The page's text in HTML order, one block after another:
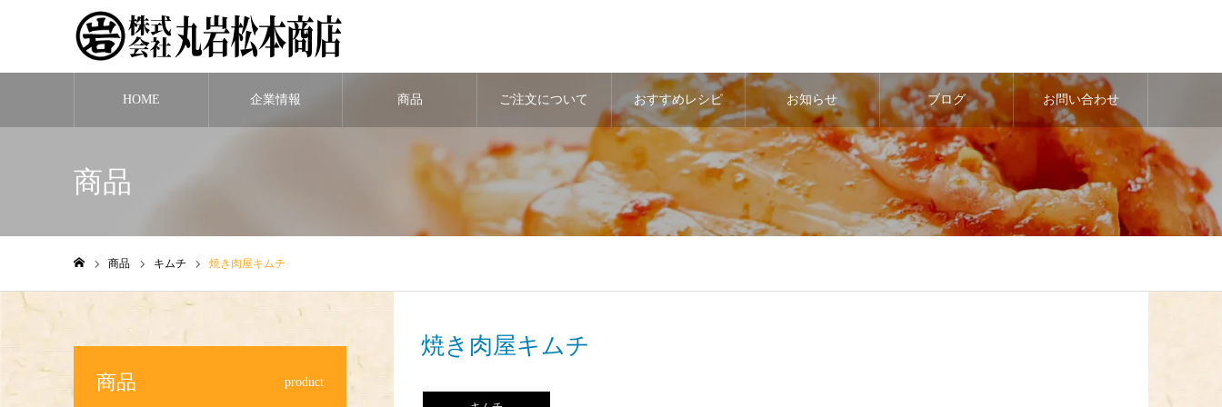
HOME 企業情報 商品 ご注文について おすすめレシピ お知らせ ブログ お問い合わせ
商品
商品 キムチ 焼き肉屋キムチ
焼き肉屋キムチ
商品 product